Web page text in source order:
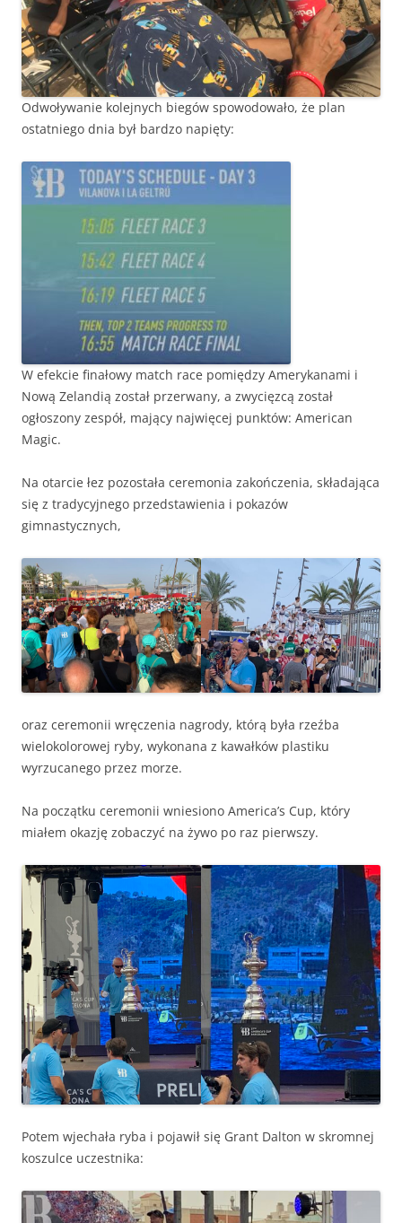
Odwoływanie kolejnych biegów spowodowało, że plan
ostatniego dnia był bardzo napięty:
W efekcie finałowy match race pomiędzy Amerykanami i
Nową Zelandią został przerwany, a zwycięzcą został
ogłoszony zespół, mający najwięcej punktów: American
Magic.
Na otarcie łez pozostała ceremonia zakończenia, składająca
się z tradycyjnego przedstawienia i pokazów
gimnastycznych,
oraz ceremonii wręczenia nagrody, którą była rzeźba
wielokolorowej ryby, wykonana z kawałków plastiku
wyrzucanego przez morze.
Na początku ceremonii wniesiono America’s Cup, który
miałem okazję zobaczyć na żywo po raz pierwszy.
Potem wjechała ryba i pojawił się Grant Dalton w skromnej
koszulce uczestnika: